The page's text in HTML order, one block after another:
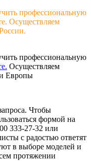
профессиональную
Осуществляем
профессиональную
Осуществляем
и Европы
Чтобы
формой на
333-27-32 или
с радостью ответят
в выборе моделей и
протяжении